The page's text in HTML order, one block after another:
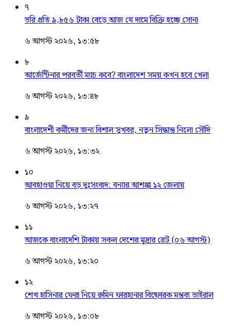
৭
ভরি প্রতি ৯,৮৫৬ টাকা বেড়ে আজ যে দামে বিক্রি হচ্ছে সোনা
৬ আগস্ট ২০২৬, ১৩:৫৮
৮
আর্জেন্টিনার পরবর্তী ম্যাচ কবে? বাংলাদেশ সময় কখন হবে খেলা
৬ আগস্ট ২০২৬, ১৩:৪৮
৯
বাংলাদেশী কর্মীদের জন্য বিশাল সুখবর, নতুন সিদ্ধান্ত নিলো সৌদি
৬ আগস্ট ২০২৬, ১৩:৩২
১০
আবহাওয়া নিয়ে বড় দুঃসংবাদ: বন্যার আশঙ্কা ১২ জেলায়
৬ আগস্ট ২০২৬, ১৩:২৭
১১
আজকে বাংলাদেশি টাকায় সকল দেশের মুদ্রার রেট (০৬ আগস্ট)
৬ আগস্ট ২০২৬, ১৩:২০
১২
শেখ হাসিনার ফেরা নিয়ে রুমিন ফারহানার বিষ্ফোরক মন্তব্য ভাইরাল
৬ আগস্ট ২০২৬, ১৩:০৮